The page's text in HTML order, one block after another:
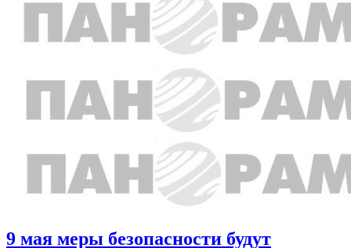
9 мая меры безопасности будут